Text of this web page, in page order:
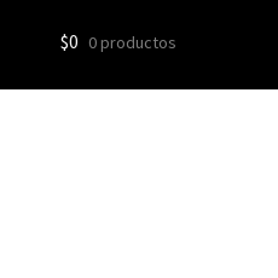
$0 0 productos